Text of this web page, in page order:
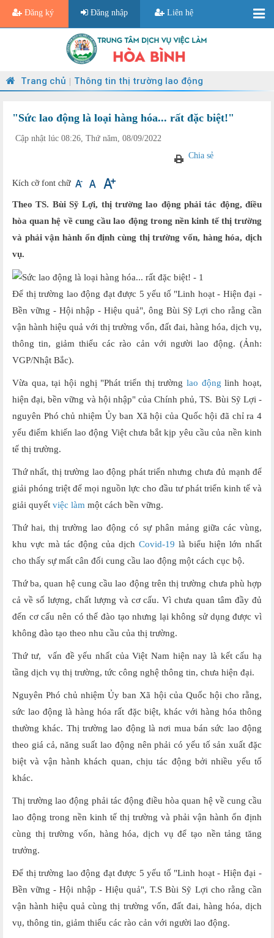
Đăng ký Đăng nhập Liên hệ
Trang chủ Thông tin thị trường lao động
"Sức lao động là loại hàng hóa... rất đặc biệt!"
Cập nhật lúc 08:26, Thứ năm, 08/09/2022
Chia sẻ
Kích cỡ font chữ
Theo TS. Bùi Sỹ Lợi, thị trường lao động phải tác động, điều
hòa quan hệ về cung cầu lao động trong nền kinh tế thị trường
và phải vận hành ổn định cùng thị trường vốn, hàng hóa, dịch
vụ.
Để thị trường lao động đạt được 5 yếu tố "Linh hoạt - Hiện đại -
Bền vững - Hội nhập - Hiệu quả", ông Bùi Sỹ Lợi cho rằng cần
vận hành hiệu quả với thị trường vốn, đất đai, hàng hóa, dịch vụ,
thông tin, giảm thiểu các rào cản với người lao động. (Ảnh:
VGP/Nhật Bắc).
Vừa qua, tại hội nghị "Phát triển thị trường lao động linh hoạt,
hiện đại, bền vững và hội nhập" của Chính phủ, TS. Bùi Sỹ Lợi -
nguyên Phó chủ nhiệm Ủy ban Xã hội của Quốc hội đã chỉ ra 4
yếu điểm khiến lao động Việt chưa bắt kịp yêu cầu của nền kinh
tế thị trường.
Thứ nhất, thị trường lao động phát triển nhưng chưa đủ mạnh để
giải phóng triệt để mọi nguồn lực cho đầu tư phát triển kinh tế và
giải quyết việc làm một cách bền vững.
Thứ hai, thị trường lao động có sự phân mảng giữa các vùng,
khu vực mà tác động của dịch Covid-19 là biểu hiện lớn nhất
cho thấy sự mất cân đối cung cầu lao động một cách cục bộ.
Thứ ba, quan hệ cung cầu lao động trên thị trường chưa phù hợp
cả về số lượng, chất lượng và cơ cấu. Vì chưa quan tâm đầy đủ
đến cơ cấu nên có thể đào tạo nhưng lại không sử dụng được vì
không đào tạo theo nhu cầu của thị trường.
Thứ tư, vấn đề yếu nhất của Việt Nam hiện nay là kết cấu hạ
tầng dịch vụ thị trường, tức công nghệ thông tin, chưa hiện đại.
Nguyên Phó chủ nhiệm Ủy ban Xã hội của Quốc hội cho rằng,
sức lao động là hàng hóa rất đặc biệt, khác với hàng hóa thông
thường khác. Thị trường lao động là nơi mua bán sức lao động
theo giá cả, năng suất lao động nên phải có yếu tố sản xuất đặc
biệt và vận hành khách quan, chịu tác động bởi nhiều yếu tố
khác.
Thị trường lao động phải tác động điều hòa quan hệ về cung cầu
lao động trong nền kinh tế thị trường và phải vận hành ổn định
cùng thị trường vốn, hàng hóa, dịch vụ để tạo nền tảng tăng
trưởng.
Để thị trường lao động đạt được 5 yếu tố "Linh hoạt - Hiện đại -
Bền vững - Hội nhập - Hiệu quả", T.S Bùi Sỹ Lợi cho rằng cần
vận hành hiệu quả cùng thị trường vốn, đất đai, hàng hóa, dịch
vụ, thông tin, giảm thiểu các rào cản với người lao động.